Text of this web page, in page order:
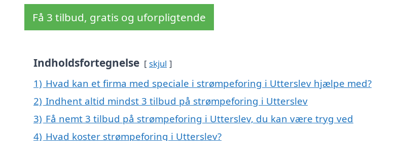
Få 3 tilbud, gratis og uforpligtende
Indholdsfortegnelse skjul
1) Hvad kan et firma med speciale i strømpeforing i Utterslev hjælpe med?
2) Indhent altid mindst 3 tilbud på strømpeforing i Utterslev
3) Få nemt 3 tilbud på strømpeforing i Utterslev, du kan være tryg ved
4) Hvad koster strømpeforing i Utterslev?